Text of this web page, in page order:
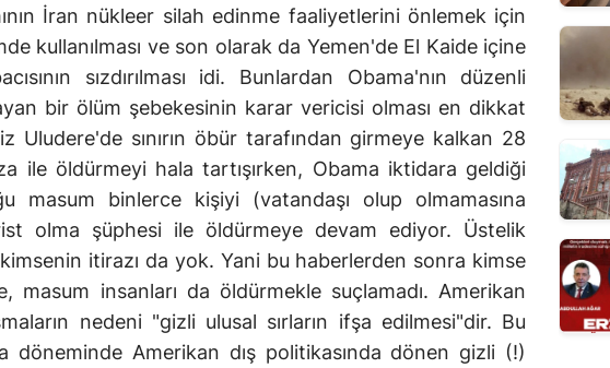
İran nükleer silah edinme faaliyetlerini önlemek için
kullanılması ve son olarak da Yemen'de El Kaide içine
sızdırılması idi. Bunlardan Obama'nın düzenli
bir ölüm şebekesinin karar vericisi olması en dikkat
Uludere'de sınırın öbür tarafından girmeye kalkan 28
ile öldürmeyi hala tartışırken, Obama iktidara geldiği
masum binlerce kişiyi (vatandaşı olup olmamasına
olma şüphesi ile öldürmeye devam ediyor. Üstelik
itirazı da yok. Yani bu haberlerden sonra kimse
masum insanları da öldürmekle suçlamadı. Amerikan
nedeni "gizli ulusal sırların ifşa edilmesi"dir. Bu
döneminde Amerikan dış politikasında dönen gizli (!)